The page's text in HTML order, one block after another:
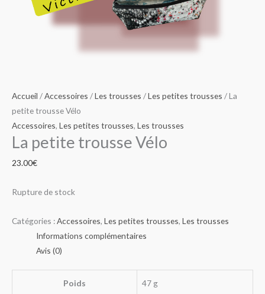
Accueil /Accessoires /Les trousses /Les petites trousses / La
petite trousse Vélo
Accessoires, Les petites trousses, Les trousses
La petite trousse Vélo
23.00€
Rupture de stock
Catégories :Accessoires, Les petites trousses, Les trousses
Informations complémentaires
Avis (0)
Poids 47 g